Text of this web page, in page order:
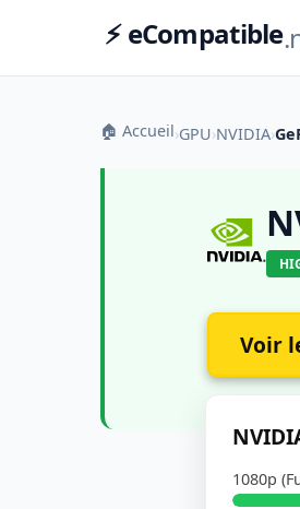
⚡ eCompatible
🏠 Accueil›GPU›NVIDIA›
Voir
1080p